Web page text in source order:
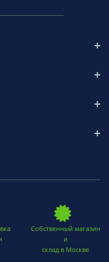
Собственный магазин
и
склад в Москве